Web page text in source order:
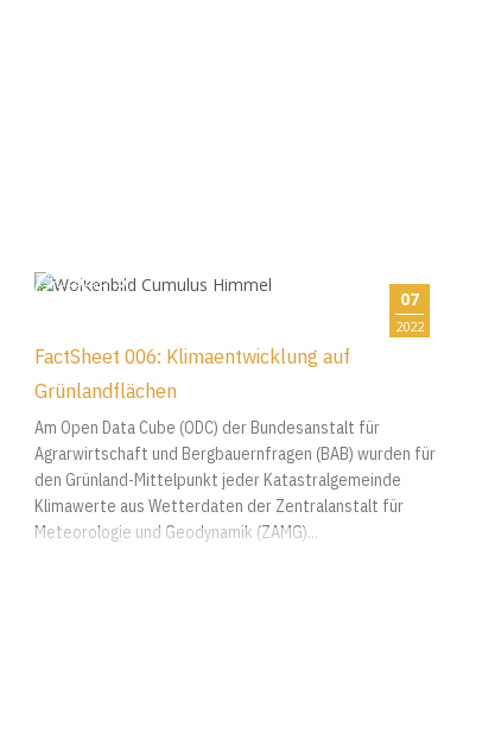
07
2022
FactSheet 006: Klimaentwicklung auf
Grünlandflächen
Am Open Data Cube (ODC) der Bundesanstalt für
Agrarwirtschaft und Bergbauernfragen (BAB) wurden für
den Grünland-Mittelpunkt jeder Katastralgemeinde
Klimawerte aus Wetterdaten der Zentralanstalt für
Meteorologie und Geodynamik (ZAMG)...